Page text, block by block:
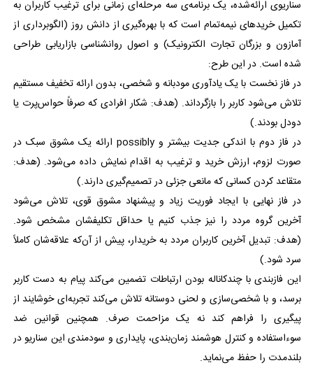
سناریوی ارائه‌شده، یک برنامه‌ی سه مرحله‌ای زمانی برای ترغیب کاربران به
تکمیل خریدهای نیمه‌تمام است که با بهره‌گیری از دانش روز (الگوبرداری از
آمازون و بزرگان تجارت الکترونیک) و اصول روانشناسی بازاریابی طراحی
شده است. در این طرح:
در فاز نخست با یک یادآوری مودبانه و شخصی، بدون ارائه تخفیف مستقیم
تلاش می‌شود کاربر را بازگرداند. (هدف: شکار افرادی که صرفاً حواس‌پرت یا
دودل بودند.)
در فاز دوم با اندکی جدیت بیشتر و possibly ارائه یک مشوق سبک در
صورت لزوم، ارزش خرید و ترغیب به اقدام نمایش داده می‌شود. (هدف:
متقاعد کردن کسانی که مانعی جزئی در تصمیم‌گیری دارند.)
در فاز نهایی با ایجاد فوریت زیاد و پیشنهاد مشوق قوی، تلاش می‌شود
آخرین گروه مردد را نیز جذب کنیم یا حداقل تکلیفشان مشخص شود.
(هدف: تبدیل آخرین کاربران مردد به خریدار، پیش از آن‌که علاقه‌شان کاملاً
سرد شود.)
این فازبندی با چندکاناله بودن ارتباطات تضمین می‌کند پیام به دست کاربر
برسد، و با شخصی‌سازی و لحنی دوستانه تلاش می‌کند تجربه‌ای خوشایند از
پیگیری را فراهم کند نه یک مزاحمت صرف. همچنین قوانین ضد
سوءاستفاده و کنترل هوشمند زمان‌بندی، پایداری و سودمندی این سناریو در
بلندمدت را حفظ می‌نماید.